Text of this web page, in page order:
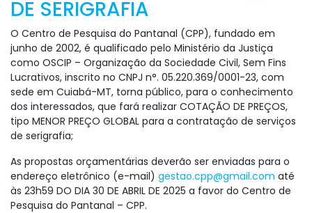
DE SERIGRAFIA
O Centro de Pesquisa do Pantanal (CPP), fundado em
junho de 2002, é qualificado pelo Ministério da Justiça
como OSCIP – Organização da Sociedade Civil, Sem Fins
Lucrativos, inscrito no CNPJ n°. 05.220.369/0001-23, com
sede em Cuiabá-MT, torna público, para o conhecimento
dos interessados, que fará realizar COTAÇÃO DE PREÇOS,
tipo MENOR PREÇO GLOBAL para a contratação de serviços
de serigrafia;
As propostas orçamentárias deverão ser enviadas para o
endereço eletrônico (e-mail) gestao.cpp@gmail.com até
às 23h59 DO DIA 30 DE ABRIL DE 2025 a favor do Centro de
Pesquisa do Pantanal – CPP.